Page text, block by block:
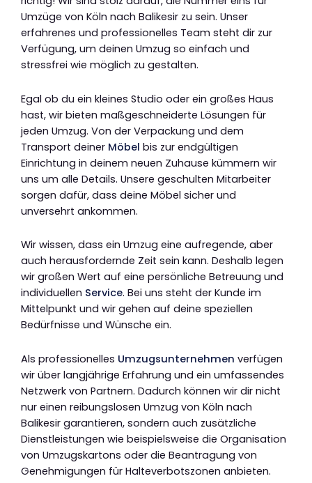
Umzüge von Köln nach Balikesir zu sein. Unser
erfahrenes und professionelles Team steht dir zur
Verfügung, um deinen Umzug so einfach und
stressfrei wie möglich zu gestalten.
Egal ob du ein kleines Studio oder ein großes Haus
hast, wir bieten maßgeschneiderte Lösungen für
jeden Umzug. Von der Verpackung und dem
Transport deiner Möbel bis zur endgültigen
Einrichtung in deinem neuen Zuhause kümmern wir
uns um alle Details. Unsere geschulten Mitarbeiter
sorgen dafür, dass deine Möbel sicher und
unversehrt ankommen.
Wir wissen, dass ein Umzug eine aufregende, aber
auch herausfordernde Zeit sein kann. Deshalb legen
wir großen Wert auf eine persönliche Betreuung und
individuellen Service. Bei uns steht der Kunde im
Mittelpunkt und wir gehen auf deine speziellen
Bedürfnisse und Wünsche ein.
Als professionelles Umzugsunternehmen verfügen
wir über langjährige Erfahrung und ein umfassendes
Netzwerk von Partnern. Dadurch können wir dir nicht
nur einen reibungslosen Umzug von Köln nach
Balikesir garantieren, sondern auch zusätzliche
Dienstleistungen wie beispielsweise die Organisation
von Umzugskartons oder die Beantragung von
Genehmigungen für Halteverbotszonen anbieten.